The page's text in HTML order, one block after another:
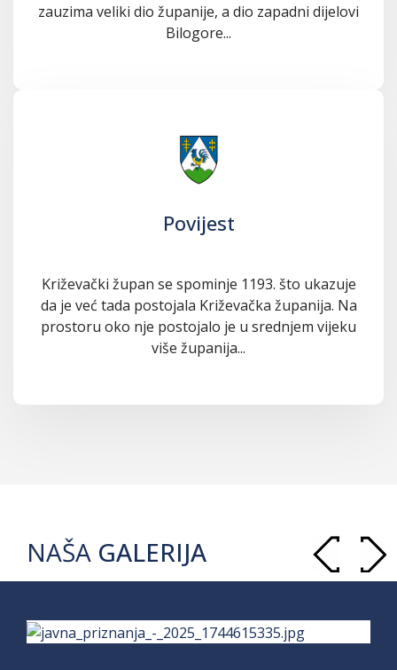
zauzima veliki dio županije, a dio zapadni dijelovi
Bilogore...
Povijest
Križevački župan se spominje 1193. što ukazuje
da je već tada postojala Križevačka županija. Na
prostoru oko nje postojalo je u srednjem vijeku
više županija...
NAŠA GALERIJA